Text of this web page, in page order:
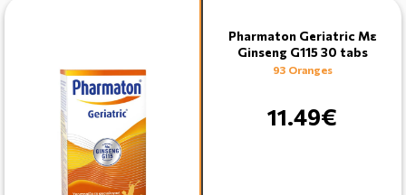
Pharmaton Geriatric Με
Ginseng G115 30 tabs
93 Oranges
11.49€